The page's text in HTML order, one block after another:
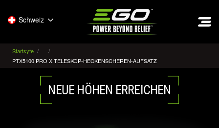
Schweiz
Startsyte
PTX5100 PRO X TELESKOP-HECKENSCHEREN-AUFSATZ
NEUE HÖHEN ERREICHEN